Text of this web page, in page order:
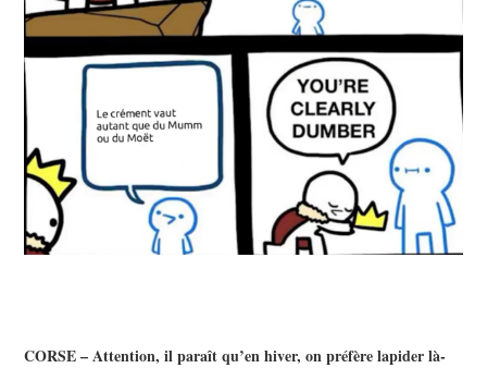
CORSE – Attention, il paraît qu’en hiver, on préfère lapider là-